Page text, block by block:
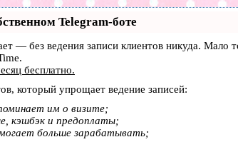
Telegram-боте
— без ведения записи клиентов никуда.
бесплатно.
который упрощает ведение записей:
им о визите;
кэшбэк и предоплаты;
больше зарабатывать;